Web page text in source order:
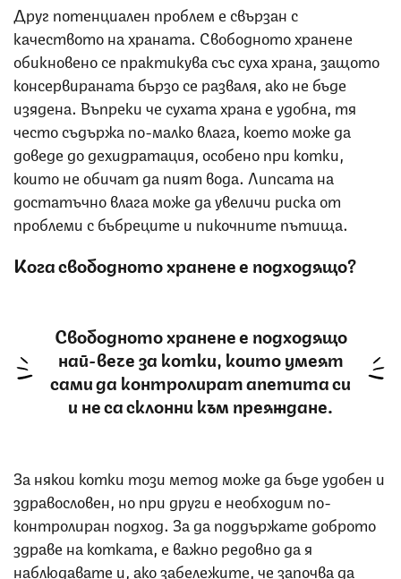
Друг потенциален проблем е свързан с
качеството на храната. Свободното хранене
обикновено се практикува със суха храна, защото
консервираната бързо се разваля, ако не бъде
изядена. Въпреки че сухата храна е удобна, тя
често съдържа по-малко влага, което може да
доведе до дехидратация, особено при котки,
които не обичат да пият вода. Липсата на
достатъчно влага може да увеличи риска от
проблеми с бъбреците и пикочните пътища.
Кога свободното хранене е подходящо?
Свободното хранене е подходящо
най-вече за котки, които умеят
сами да контролират апетита си
и не са склонни към преяждане.
За някои котки този метод може да бъде удобен и
здравословен, но при други е необходим по-
контролиран подход. За да поддържате доброто
здраве на котката, е важно редовно да я
наблюдавате и, ако забележите, че започва да